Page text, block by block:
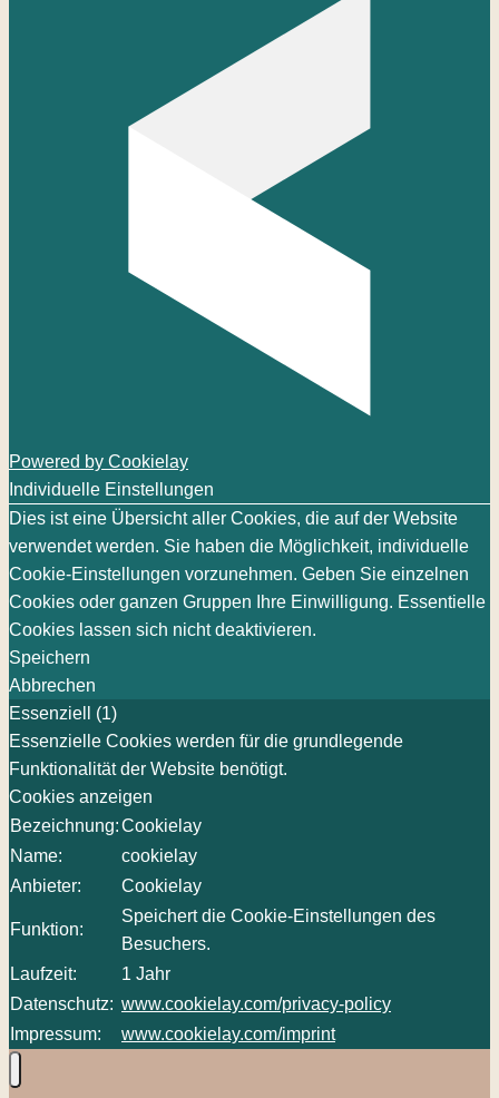
Powered by Cookielay
Individuelle Einstellungen
Dies ist eine Übersicht aller Cookies, die auf der Website
verwendet werden. Sie haben die Möglichkeit, individuelle
Cookie-Einstellungen vorzunehmen. Geben Sie einzelnen
Cookies oder ganzen Gruppen Ihre Einwilligung. Essentielle
Cookies lassen sich nicht deaktivieren.
Speichern
Abbrechen
Essenziell (1)
Essenzielle Cookies werden für die grundlegende
Funktionalität der Website benötigt.
Cookies anzeigen
Bezeichnung:Cookielay
Name:
cookielay
Anbieter:
Cookielay
Funktion:
Speichert die Cookie-Einstellungen des
Besuchers.
Laufzeit:
1 Jahr
Datenschutz: www.cookielay.com/privacy-policy
Impressum:
www.cookielay.com/imprint